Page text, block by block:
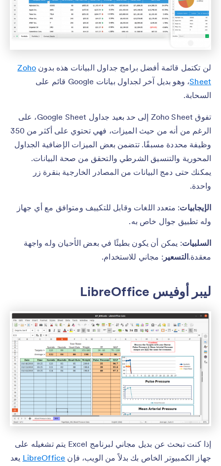
لن تكتمل قائمة أفضل برامج جداول البيانات هذه بدونZoho
Sheet
، وهو بديل آخر لجداول بيانات Google قائم على
السحابة.
تفوق Zoho Sheet إلى حد بعيد جداول Google Sheet، على
الرغم من أنه من حيث الميزات، فهي تحتوي على أكثر من 350
وظيفة محددة مسبقًا. تتضمن بعض الميزات الإضافية الجداول
المحورية والتنسيق الشرطي والتحقق من صحة البيانات.
يمكنك حتى دمج البيانات من المصادر الخارجية بنقرة زر
واحدة.
الإيجابيات: متعدد اللغات وقابل للتكييف ومتوافق مع أي جهاز
وله تطبيق جوال خاص به.
السلبيات: يمكن أن يكون بطيئًا في بعض الأحيان وله واجهة
معقدة.التسعير: مجاني للاستخدام.
ليبر أوفيس LibreOffice
إذا كنت تبحث عن بديل مجاني لبرنامج Excel يتم تشغيله على
جهاز الكمبيوتر الخاص بك بدلاً من الويب، فإن LibreOffice يعد